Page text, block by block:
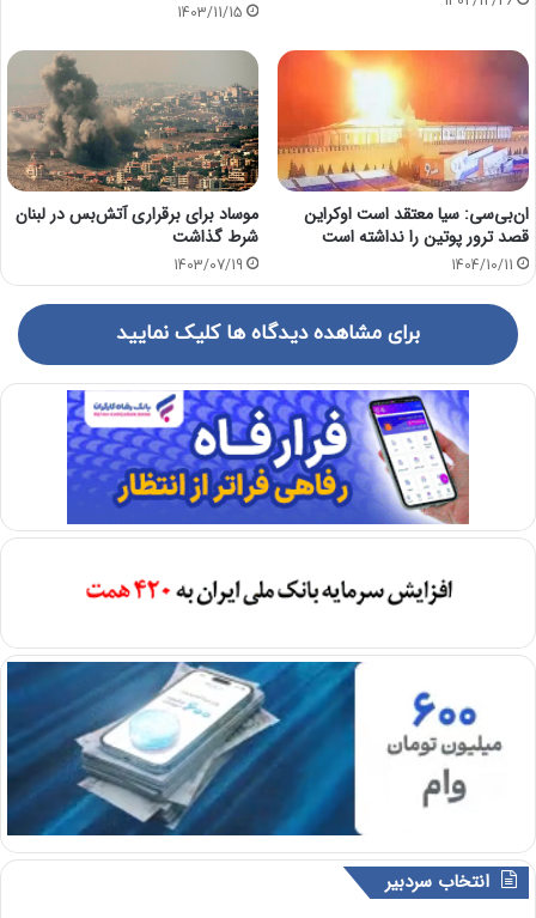
1403/11/15
ان‌بی‌سی: سیا معتقد است اوکراین
قصد ترور پوتین را نداشته است
1404/10/11
موساد برای برقراری آتش‌بس در لبنان
شرط گذاشت
1403/07/19
برای مشاهده دیدگاه ها کلیک نمایید
انتخاب سردبیر